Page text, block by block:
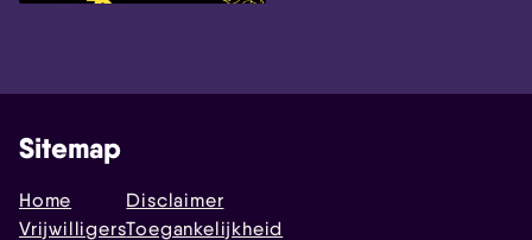
Sitemap
Home
Vrijwilligers
Disclaimer
Toegankelijkheid